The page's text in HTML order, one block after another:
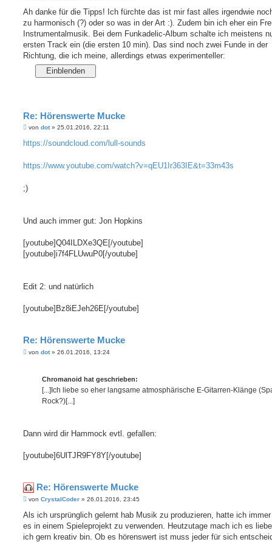
i
r
a
Ah danke für die Tipps! Ich fürchte das ist mir fast alles irgendwie
zu harmonisch (?) oder so was in der Art :). Zudem bin ich eher ein
Instrumentalmusik. Bei dem Funkadelic-Album schalte ich meistens
ersten Track ein (die ersten 10 min). Das sind noch zwei Funde in der
Richtung, die ich meine, allerdings etwas experimenteller:
Re: Hörenswerte Mucke
B
i
a
g
von dot» 25.01.2016, 22:11
https://soundcloud.com/lull-sounds
https://www.youtube.com/watch?v=qEU1Ir363IE&t=33m43s
;)
Und auch immer gut: Jon Hopkins
[youtube]Q04ILDXe3QE[/youtube]
[youtube]i7f4FLUwuP0[/youtube]
Edit 2: und natürlich
[youtube]Bz8iEJeh26E[/youtube]
Re: Hörenswerte Mucke
Bvon dot» 26.01.2016, 13:24
Chromanoid hat geschrieben:
[...]Ich liebe so eher langsame atmosphärische E-Gitarren-Klänge
Rock?)[...]
Dann wird dir Hammock evtl. gefallen:
[youtube]6UlTJR9FY8Y[/youtube]
Re: Hörenswerte Mucke
B
i
r
a
von CrystalCoder » 26.01.2016, 23:45
Als ich ursprünglich gelernt hab Musik zu produzieren, hatte ich
es in einem Spieleprojekt zu verwenden. Heutzutage mach ich es
ich gern kreativ bin. Ob es hörenswert ist muss jeder für sich